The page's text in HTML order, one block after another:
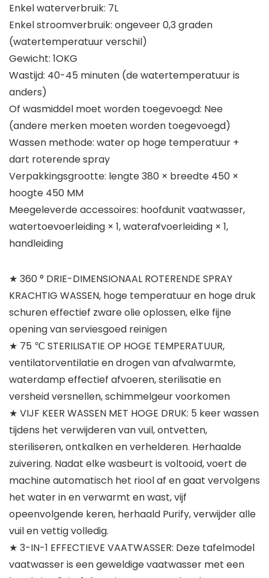
Enkel waterverbruik: 7L
Enkel stroomverbruik: ongeveer 0,3 graden
(watertemperatuur verschil)
Gewicht: 1OKG
Wastijd: 40-45 minuten (de watertemperatuur is
anders)
Of wasmiddel moet worden toegevoegd: Nee
(andere merken moeten worden toegevoegd)
Wassen methode: water op hoge temperatuur +
dart roterende spray
Verpakkingsgrootte: lengte 380 × breedte 450 ×
hoogte 450 MM
Meegeleverde accessoires: hoofdunit vaatwasser,
watertoevoerleiding × 1, waterafvoerleiding × 1,
handleiding
★ 360 ° DRIE-DIMENSIONAAL ROTERENDE SPRAY
KRACHTIG WASSEN, hoge temperatuur en hoge druk
schuren effectief zware olie oplossen, elke fijne
opening van serviesgoed reinigen
★ 75 ℃ STERILISATIE OP HOGE TEMPERATUUR,
ventilatorventilatie en drogen van afvalwarmte,
waterdamp effectief afvoeren, sterilisatie en
versheid versnellen, schimmelgeur voorkomen
★ VIJF KEER WASSEN MET HOGE DRUK: 5 keer wassen
tijdens het verwijderen van vuil, ontvetten,
steriliseren, ontkalken en verhelderen. Herhaalde
zuivering. Nadat elke wasbeurt is voltooid, voert de
machine automatisch het riool af en gaat vervolgens
het water in en verwarmt en wast, vijf
opeenvolgende keren, herhaald Purify, verwijder alle
vuil en vettig volledig.
★ 3-IN-1 EFFECTIEVE VAATWASSER: Deze tafelmodel
vaatwasser is een geweldige vaatwasser met een